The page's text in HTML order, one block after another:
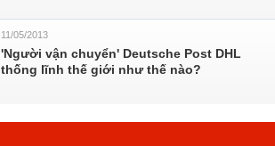
11/05/2013
'Người vận chuyển' Deutsche Post DHL
thống lĩnh thế giới như thế nào?